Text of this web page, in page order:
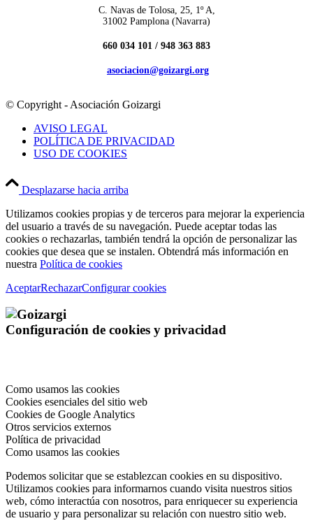
C. Navas de Tolosa, 25, 1º A,
31002 Pamplona (Navarra)
660 034 101 / 948 363 883
asociacion@goizargi.org
© Copyright - Asociación Goizargi
AVISO LEGAL
POLÍTICA DE PRIVACIDAD
USO DE COOKIES
Desplazarse hacia arriba
Utilizamos cookies propias y de terceros para mejorar la experiencia
del usuario a través de su navegación. Puede aceptar todas las
cookies o rechazarlas, también tendrá la opción de personalizar las
cookies que desea que se instalen. Obtendrá más información en
nuestra Política de cookies
AceptarRechazarConfigurar cookies
Configuración de cookies y privacidad
Como usamos las cookies
Cookies esenciales del sitio web
Cookies de Google Analytics
Otros servicios externos
Política de privacidad
Como usamos las cookies
Podemos solicitar que se establezcan cookies en su dispositivo.
Utilizamos cookies para informarnos cuando visita nuestros sitios
web, cómo interactúa con nosotros, para enriquecer su experiencia
de usuario y para personalizar su relación con nuestro sitio web.